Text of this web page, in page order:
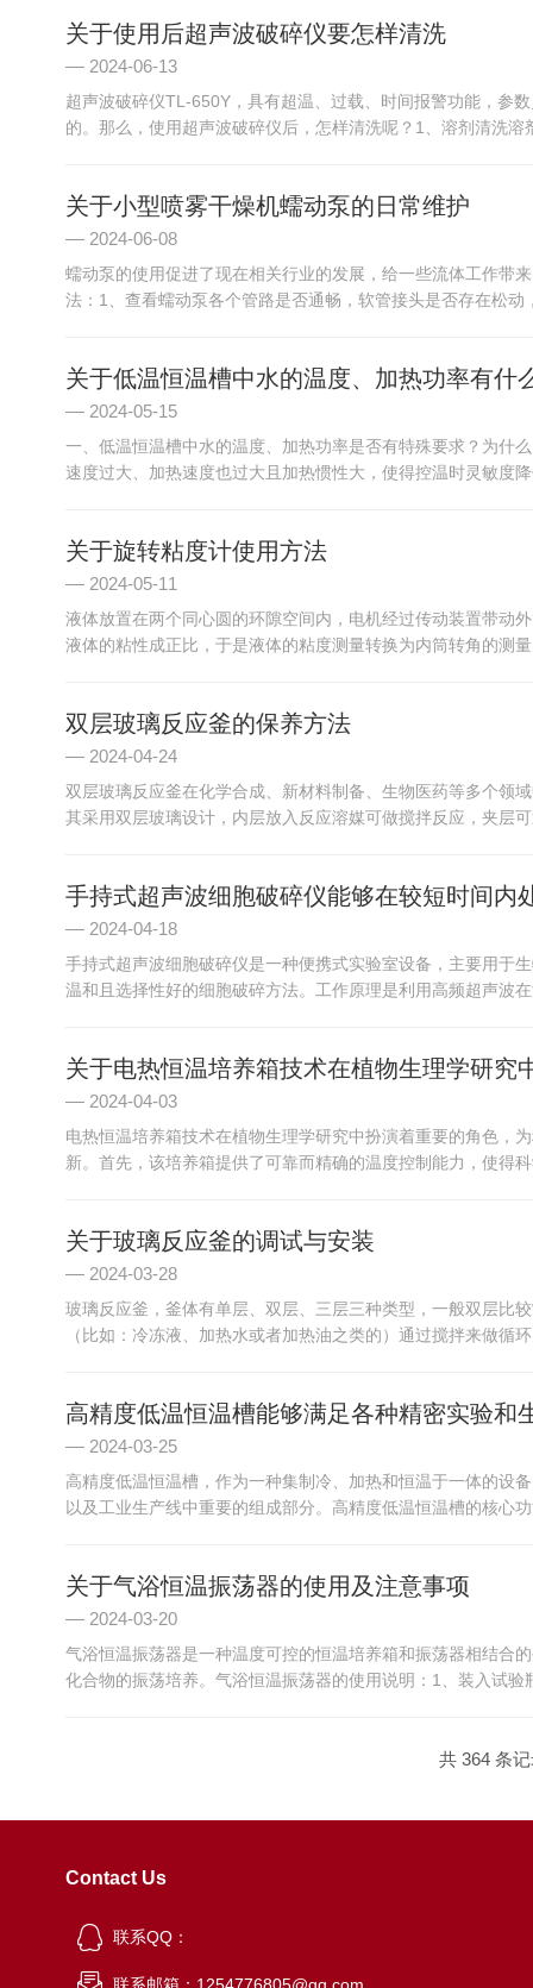
关于使用后超声波破碎仪要怎样清洗
2024-06-13
超声波破碎仪TL-650Y，具有超温、过载、时间报警功能，参
的。那么，使用超声波破碎仪后，怎样清洗呢？1、溶剂清洗
关于小型喷雾干燥机蠕动泵的日常维护
2024-06-08
蠕动泵的使用促进了现在相关行业的发展，给一些流体工作带
法：1、查看蠕动泵各个管路是否通畅，软管接头是否存在松
关于低温恒温槽中水的温度、加热功率有什
2024-05-15
一、低温恒温槽中水的温度、加热功率是否有特殊要求？为什
速度过大、加热速度也过大且加热惯性大，使得控温时灵敏度
关于旋转粘度计使用方法
2024-05-11
液体放置在两个同心圆的环隙空间内，电机经过传动装置带动
液体的粘性成正比，于是液体的粘度测量转换为内筒转角的测
双层玻璃反应釜的保养方法
2024-04-24
双层玻璃反应釜在化学合成、新材料制备、生物医药等多个领
其采用双层玻璃设计，内层放入反应溶媒可做搅拌反应，夹层
手持式超声波细胞破碎仪能够在较短时间内
2024-04-18
手持式超声波细胞破碎仪是一种便携式实验室设备，主要用于
温和且选择性好的细胞破碎方法。工作原理是利用高频超声波
关于电热恒温培养箱技术在植物生理学研究
2024-04-03
电热恒温培养箱技术在植物生理学研究中扮演着重要的角色，
新。首先，该培养箱提供了可靠而精确的温度控制能力，使得
关于玻璃反应釜的调试与安装
2024-03-28
玻璃反应釜，釜体有单层、双层、三层三种类型，一般双层比
（比如：冷冻液、加热水或者加热油之类的）通过搅拌来做
高精度低温恒温槽能够满足各种精密实验和
2024-03-25
高精度低温恒温槽，作为一种集制冷、加热和恒温于一体的设
以及工业生产线中重要的组成部分。高精度低温恒温槽的核心
关于气浴恒温振荡器的使用及注意事项
2024-03-20
气浴恒温振荡器是一种温度可控的恒温培养箱和振荡器相结合
化合物的振荡培养。气浴恒温振荡器的使用说明：1、装入试
共 364 条
Contact Us
联系QQ：